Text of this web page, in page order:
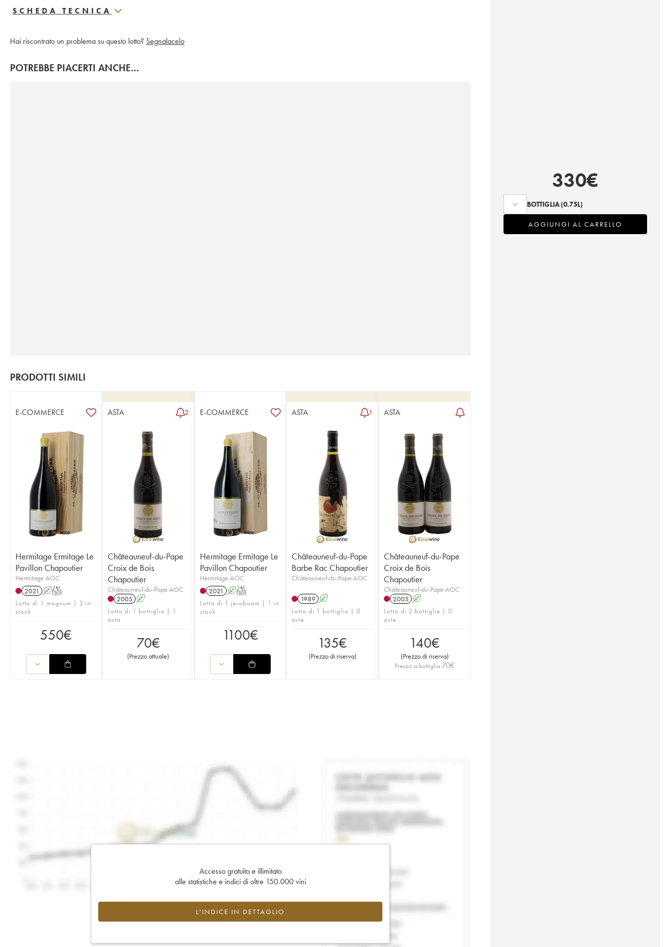
SCHEDA TECNICA
Hai riscontrato un problema su questo lotto? Segnalacelo
POTREBBE PIACERTI ANCHE…
PRODOTTI SIMILI
E-COMMERCE
Hermitage Ermitage Le
Pavillon Chapoutier
Hermitage AOC
2021
AT
Lotto di 1 magnum | 3 in
stock
550€
ASTA 2
Châteauneuf-du-Pape
Croix de Bois
Chapoutier
Châteauneuf-du-Pape AOC
2005 A
Lotto di 1 bottiglia | 1
asta
70€
(Prezzo attuale)
E-COMMERCE
Hermitage Ermitage Le
Pavillon Chapoutier
Hermitage AOC
2021 AT
Lotto di 1 jéroboam | 1 in
stock
1100€
ASTA 1
Châteauneuf-du-Pape
Barbe Rac Chapoutier
Châteauneuf-du-Pape AOC
1989 A
Lotto di 1 bottiglia | 0
aste
135€
(Prezzo di riserva)
ASTA
Châteauneuf-du-Pape
Croix de Bois
Chapoutier
Châteauneuf-du-Pape AOC
2005 A
Lotto di 2 bottiglie | 0
aste
140€
(Prezzo di riserva)
Prezzo a bottiglia 70€
Accesso gratuito e illimitato
alle statistiche e indici di oltre 150.000 vini
L'INDICE IN DETTAGLIO
330€
BOTTIGLIA (0.75L)
AGGIUNGI AL CARRELLO